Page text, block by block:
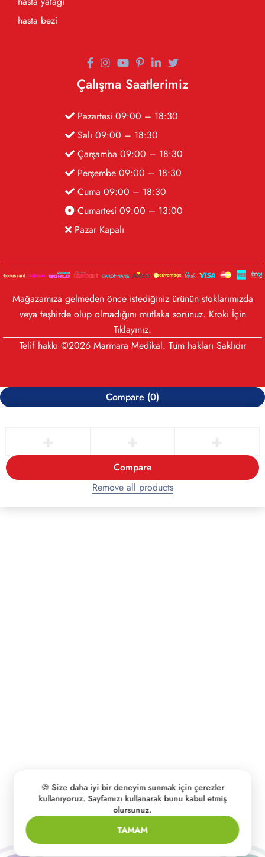
hasta bezi
Çalışma Saatlerimiz
Pazartesi 09:00 – 18:30
Salı 09:00 – 18:30
Çarşamba 09:00 – 18:30
Perşembe 09:00 – 18:30
Cuma 09:00 – 18:30
Cumartesi 09:00 – 13:00
Pazar Kapalı
Mağazamıza gelmeden önce istediğiniz ürünün stoklarımızda
veya teşhirde olup olmadığını mutlaka sorunuz. Kroki İçin
Tıklayınız.
Telif hakkı ©2026 Marmara Medikal. Tüm hakları Saklıdır
🍪 Size daha iyi bir deneyim sunmak için çerezler
kullanıyoruz. Sayfamızı kullanarak bunu kabul etmiş
olursunuz.
TAMAM
Compare (0)
Compare
Remove all products